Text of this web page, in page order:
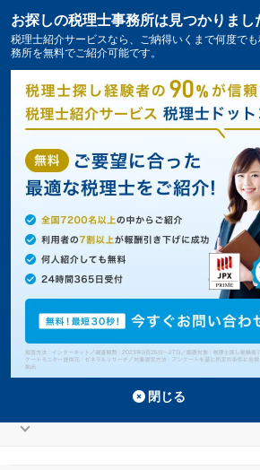
教育業界に強い名古屋市守山区
所の一覧2件掲載中
お探しの税理士事務所は見つかりまし
税理士紹介サービスなら、ご納得いくまで何度で
務所を無料でご紹介可能です。
閉じる